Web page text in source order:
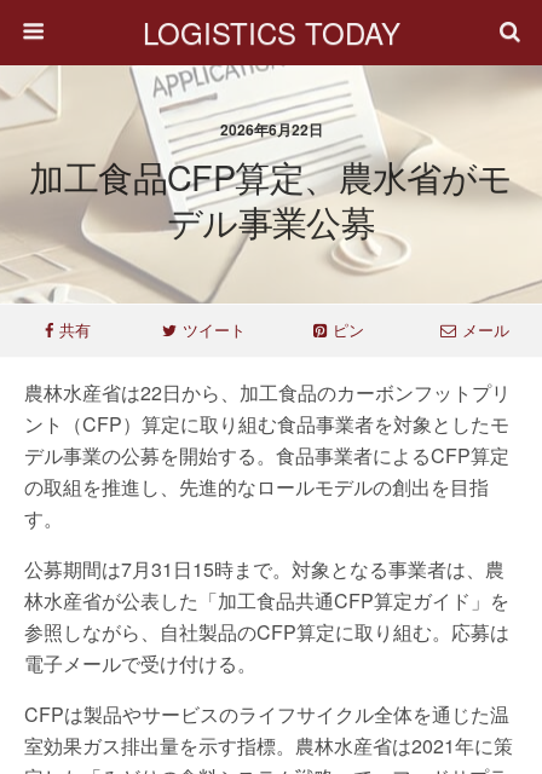
LOGISTICS TODAY
2026年6月22日
加工食品CFP算定、農水省がモ
デル事業公募
共有 ツイート ピン メール
農林水産省は22日から、加工食品のカーボンフットプリ
ント（CFP）算定に取り組む食品事業者を対象としたモ
デル事業の公募を開始する。食品事業者によるCFP算定
の取組を推進し、先進的なロールモデルの創出を目指
す。
公募期間は7月31日15時まで。対象となる事業者は、農
林水産省が公表した「加工食品共通CFP算定ガイド」を
参照しながら、自社製品のCFP算定に取り組む。応募は
電子メールで受け付ける。
CFPは製品やサービスのライフサイクル全体を通じた温
室効果ガス排出量を示す指標。農林水産省は2021年に策